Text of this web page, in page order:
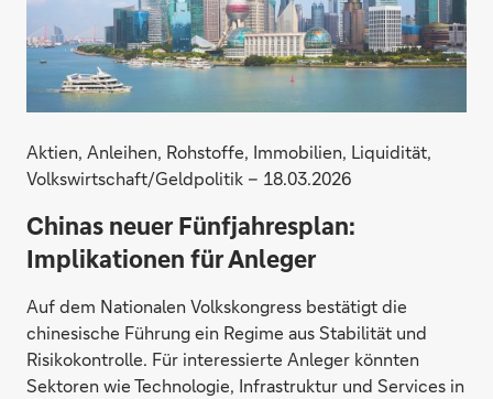
Aktien, Anleihen, Rohstoffe, Immobilien, Liquidität,
Volkswirtschaft/Geldpolitik – 18.03.2026
Chinas neuer Fünfjahresplan:
Implikationen für Anleger
Auf dem Nationalen Volkskongress bestätigt die
chinesische Führung ein Regime aus Stabilität und
Risikokontrolle. Für interessierte Anleger könnten
Sektoren wie Technologie, Infrastruktur und Services in